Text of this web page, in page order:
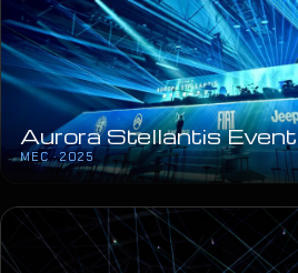
Aurora Stellantis Event
MEC · 2025